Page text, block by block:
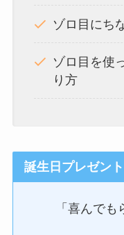
ゾロ目にち
ゾロ目を使
り方
誕生日プレゼン
「喜んでも